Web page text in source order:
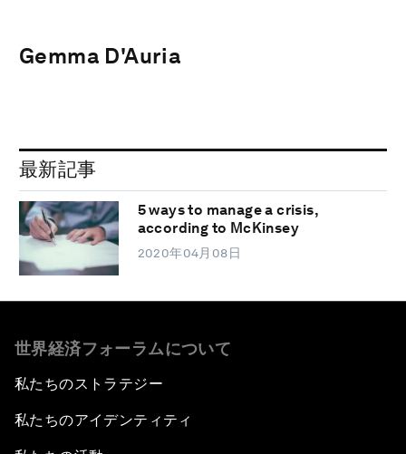
Gemma D'Auria
最新記事
5 ways to manage a crisis,
according to McKinsey
2020年04月08日
世界経済フォーラムについて
私たちのストラテジー
私たちのアイデンティティ